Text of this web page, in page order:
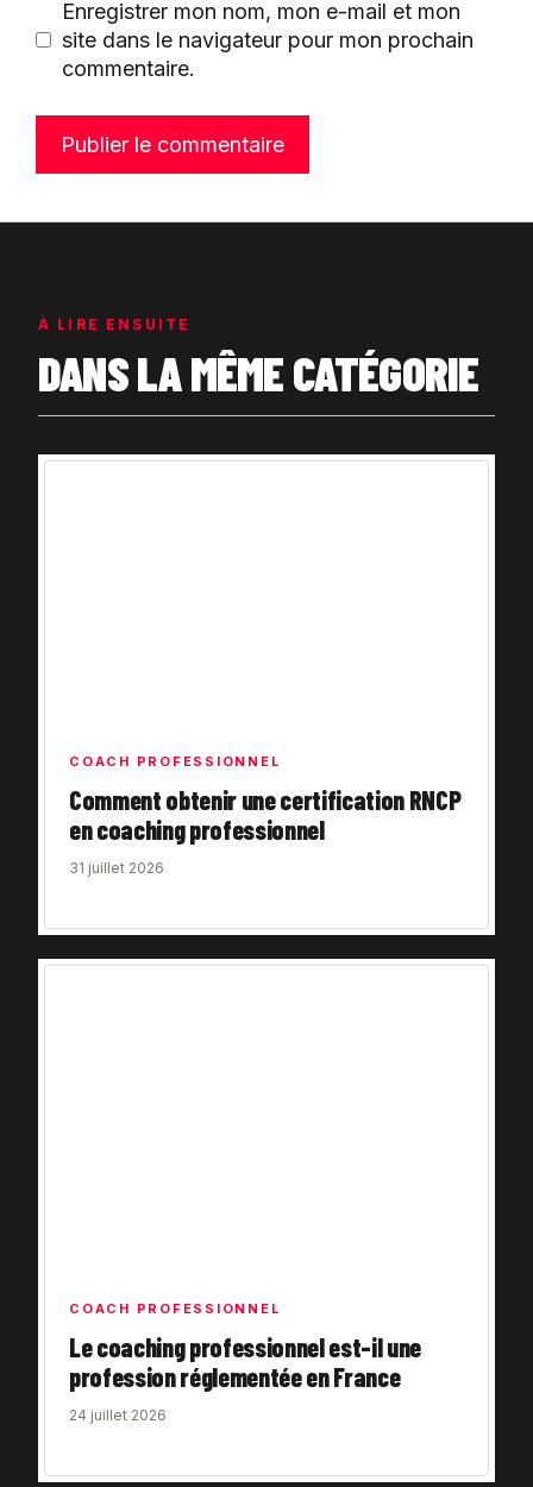
Enregistrer mon nom, mon e-mail et mon
site dans le navigateur pour mon prochain
commentaire.
À LIRE ENSUITE
DANS LA MÊME CATÉGORIE
COACH PROFESSIONNEL
Comment obtenir une certification RNCP
en coaching professionnel
31 juillet 2026
COACH PROFESSIONNEL
Le coaching professionnel est-il une
profession réglementée en France
24 juillet 2026